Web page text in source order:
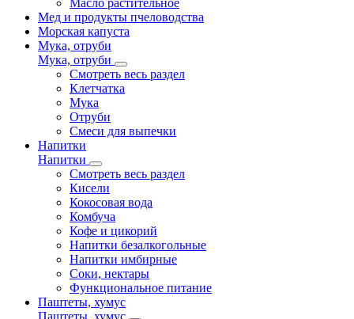
Масло растительное
Мед и продукты пчеловодства
Морская капуста
Мука, отруби
Мука, отруби
Смотреть весь раздел
Клетчатка
Мука
Отруби
Смеси для выпечки
Напитки
Напитки
Смотреть весь раздел
Кисели
Кокосовая вода
Комбуча
Кофе и цикорий
Напитки безалкогольные
Напитки имбирные
Соки, нектары
Функциональное питание
Паштеты, хумус
Паштеты, хумус